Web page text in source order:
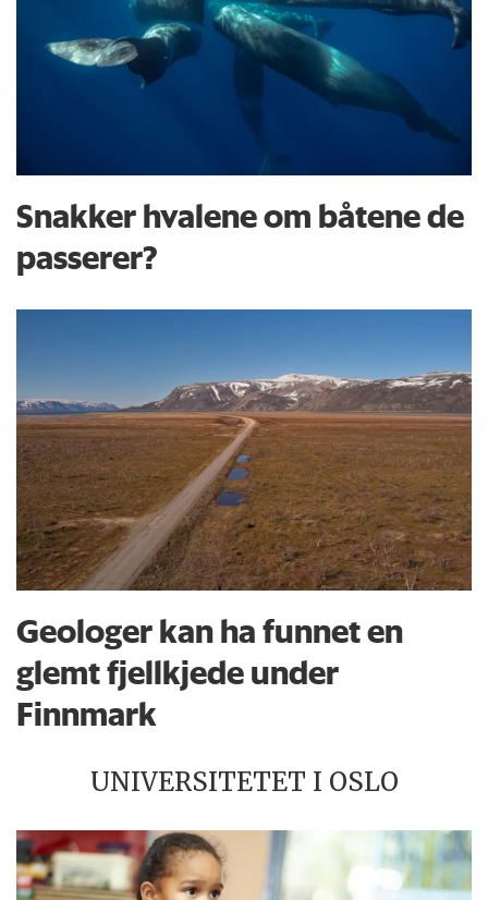
Snakker hvalene om båtene de
passerer?
Geologer kan ha funnet en
glemt fjellkjede under
Finnmark
UNIVERSITETET I OSLO